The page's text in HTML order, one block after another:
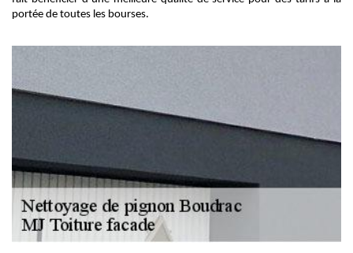
portée de toutes les bourses.